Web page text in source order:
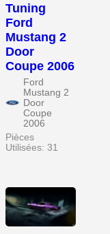
Tuning
Ford
Mustang 2
Door
Coupe 2006
Ford
Mustang 2
Door
Coupe
2006
Pièces
Utilisées: 31